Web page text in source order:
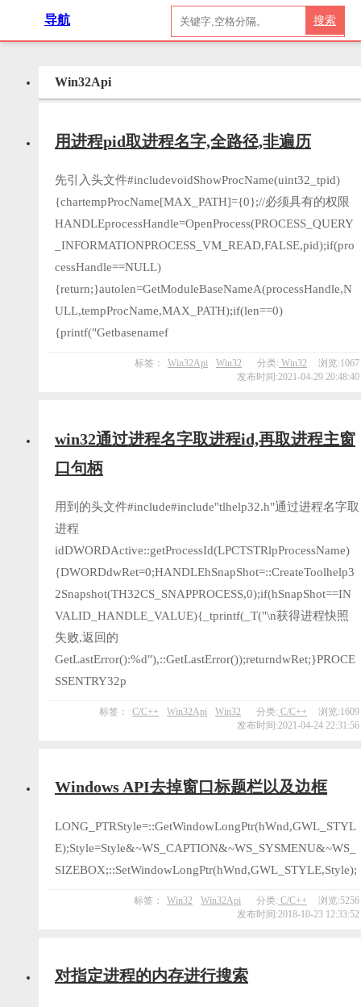
导航 搜索
Win32Api
用进程pid取进程名字,全路径,非遍历
先引入头文件#includevoidShowProcName(uint32_tpid)
{chartempProcName[MAX_PATH]={0};//必须具有的权限
HANDLEprocessHandle=OpenProcess(PROCESS_QUERY
_INFORMATIONPROCESS_VM_READ,FALSE,pid);if(pro
cessHandle==NULL)
{return;}autolen=GetModuleBaseNameA(processHandle,N
ULL,tempProcName,MAX_PATH);if(len==0)
{printf("Getbasenamef
标签： Win32Api Win32 分类: Win32
浏览:1067
发布时间:2021-04-29 20:48:40
win32通过进程名字取进程id,再取进程主窗
口句柄
用到的头文件#include#include"tlhelp32.h"通过进程名字取
进程
idDWORDActive::getProcessId(LPCTSTRlpProcessName)
{DWORDdwRet=0;HANDLEhSnapShot=::CreateToolhelp3
2Snapshot(TH32CS_SNAPPROCESS,0);if(hSnapShot==IN
VALID_HANDLE_VALUE){_tprintf(_T("\n获得进程快照
失败,返回的
GetLastError():%d"),::GetLastError());returndwRet;}PROCE
SSENTRY32p
标签： C/C++ Win32Api Win32 分类: C/C++
浏览:1609
发布时间:2021-04-24 22:31:56
Windows API去掉窗口标题栏以及边框
LONG_PTRStyle=::GetWindowLongPtr(hWnd,GWL_STYL
E);Style=Style&~WS_CAPTION&~WS_SYSMENU&~WS_
SIZEBOX;::SetWindowLongPtr(hWnd,GWL_STYLE,Style);
标签： Win32 Win32Api 分类: C/C++
浏览:5256
发布时间:2018-10-23 12:33:52
对指定进程的内存进行搜索